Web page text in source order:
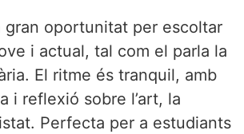
gran oportunitat per escoltar
i actual, tal com el parla la
El ritme és tranquil, amb
i reflexió sobre l’art, la
Perfecta per a estudiants